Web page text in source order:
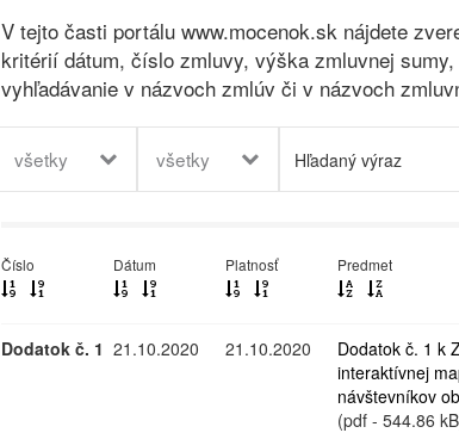
V tejto časti portálu www.mocenok.sk nájdete
kritérií dátum, číslo zmluvy, výška zmluvnej
vyhľadávanie v názvoch zmlúv či v názvoch
všetky všetky
Číslo Dátum Platnosť Predmet
Dodatok č. 1 21.10.2020 21.10.2020
Dodatok č. 1 k
interaktívnej
návštevníkov
(pdf - 544.86